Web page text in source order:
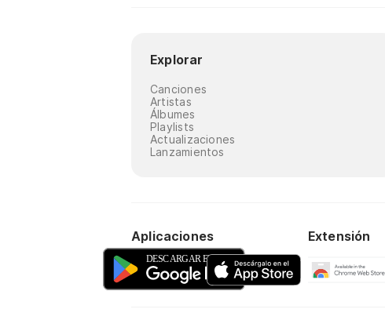
Explorar
Canciones
Artistas
Álbumes
Playlists
Actualizaciones
Lanzamientos
Aplicaciones Extensión